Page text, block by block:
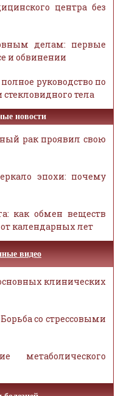
центра без
делам: первые
и обвинении
руководство по
тела
новости
рак проявил свою
эпохи: почему
как обмен веществ
календарных лет
видео
клинических
со стрессовыми
метаболического